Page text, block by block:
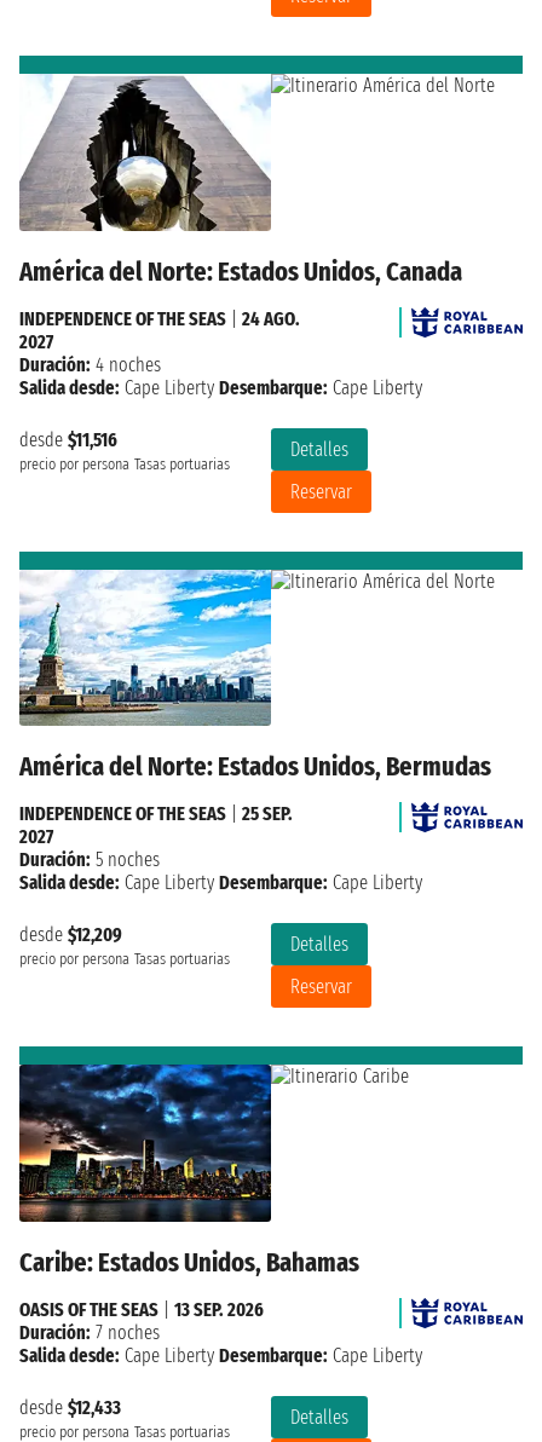
América del Norte: Estados Unidos, Canada
desde $11,516
precio por persona Tasas portuarias
Detalles
Reservar
INDEPENDENCE OF THE SEAS
24 AGO.
2027
Duración: 4 noches
Salida desde: Cape Liberty Desembarque: Cape Liberty
América del Norte: Estados Unidos, Bermudas
desde $12,209
precio por persona Tasas portuarias
Detalles
Reservar
INDEPENDENCE OF THE SEAS
25 SEP.
2027
Duración: 5 noches
Salida desde: Cape Liberty Desembarque: Cape Liberty
Caribe: Estados Unidos, Bahamas
desde $12,433
precio por persona Tasas portuarias
Detalles
OASIS OF THE SEAS
13 SEP. 2026
Duración: 7 noches
Salida desde: Cape Liberty Desembarque: Cape Liberty